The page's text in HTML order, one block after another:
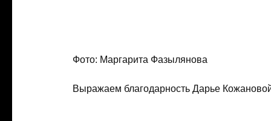
Фото: Маргарита Фазылянова
Выражаем благодарность Дарье